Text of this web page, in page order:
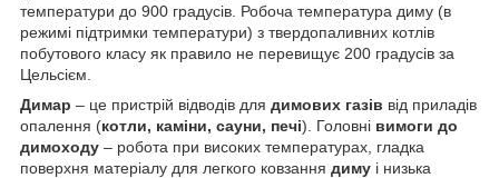
температури до 900 градусів. Робоча температура диму (в
режимі підтримки температури) з твердопаливних котлів
побутового класу як правило не перевищує 200 градусів за
Цельсієм.
Димар – це пристрій відводів для димових газів від приладів
опалення (котли, каміни, сауни, печі). Головні вимоги до
димоходу – робота при високих температурах, гладка
поверхня матеріалу для легкого ковзання диму і низька